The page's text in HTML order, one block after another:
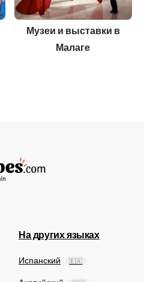
Музеи и выставки в
Малаге
На других языках
Испанский 🇪🇦